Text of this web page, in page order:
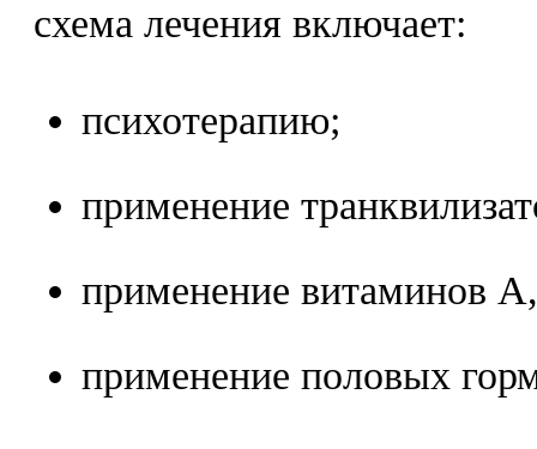
схема лечения включает:
психотерапию;
применение
применение витаминов
применение половых